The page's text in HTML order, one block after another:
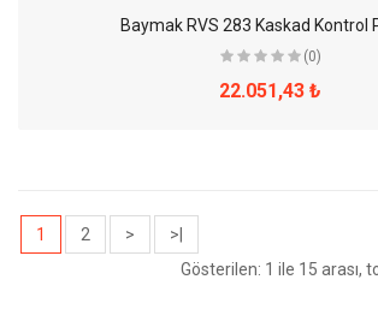
Baymak RVS 283 Kaskad Kontrol
(0)
22.051,43 ₺
1 2 >
>|
Gösterilen: 1 ile 15 arası,